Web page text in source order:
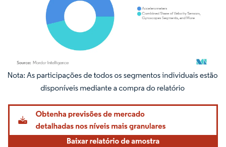
Imagem © Mordor Intelligence. O reuso requer atribuição conforme CC BY 4.0.